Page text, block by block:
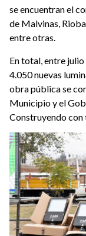
se encuentran el
de Malvinas,
entre otras.
En total, entre
4.050 nuevas
obra pública se
Municipio y el
Construyendo con